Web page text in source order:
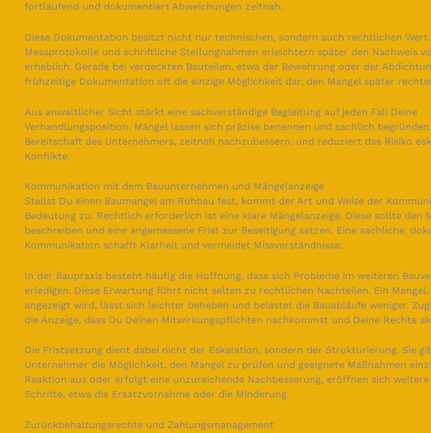
fortlaufend und dokumentiert Abweichungen zeitnah.
Diese Dokumentation besitzt nicht nur technischen, sondern auch rechtlichen
Messprotokolle und schriftliche Stellungnahmen erleichtern später den Nachweis
erheblich. Gerade bei verdeckten Bauteilen, etwa der Bewehrung oder der
frühzeitige Dokumentation oft die einzige Möglichkeit dar, den Mangel später
Aus anwaltlicher Sicht stärkt eine sachverständige Begleitung auf jeden Fall Deine
Verhandlungsposition. Mängel lassen sich präzise benennen und sachlich
Bereitschaft des Unternehmers, zeitnah nachzubessern, und reduziert das Risiko
Konflikte.
Kommunikation mit dem Bauunternehmen und Mängelanzeige
Stellst Du einen Baumangel am Rohbau fest, kommt der Art und Weise der
Bedeutung zu. Rechtlich erforderlich ist eine klare Mängelanzeige. Diese sollte den
beschreiben und eine angemessene Frist zur Beseitigung setzen. Eine sachliche,
Kommunikation schafft Klarheit und vermeidet Missverständnisse.
In der Baupraxis besteht häufig die Hoffnung, dass sich Probleme im weiteren
erledigen. Diese Erwartung führt nicht selten zu rechtlichen Nachteilen. Ein
angezeigt wird, lässt sich leichter beheben und belastet die Bauabläufe weniger.
die Anzeige, dass Du Deinen Mitwirkungspflichten nachkommst und Deine Rechte
Die Fristsetzung dient dabei nicht der Eskalation, sondern der Strukturierung. Sie
Unternehmer die Möglichkeit, den Mangel zu prüfen und geeignete Maßnahmen
Reaktion aus oder erfolgt eine unzureichende Nachbesserung, eröffnen sich
Schritte, etwa die Ersatzvornahme oder die Minderung.
Zurückbehaltungsrechte und Zahlungsmanagement